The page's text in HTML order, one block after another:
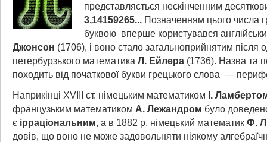
представляється нескінченним
3,14159265... Позначенням цього числа
буквою вперше користувався
Джонсон (1706), і воно стало загальноприйнятим після
петербурзького математика Л. Ейлера (1736). Назва та
походить від початкової букви грецького слова —
Наприкінці XVIII ст. німецьким математиком І.
французьким математиком А. Лежандром було
є ірраціональним, а в 1882 р. німецький математик Ф.
довів, що воно не може задовольняти ніякому